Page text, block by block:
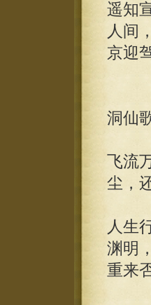
遥知
人间
京迎
洞仙
飞流
尘，
人生
渊明
重来